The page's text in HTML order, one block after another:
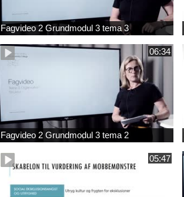
Fagvideo 2 Grundmodul 3 tema 3
06:34
Fagvideo 2 Grundmodul 3 tema 2
05:47